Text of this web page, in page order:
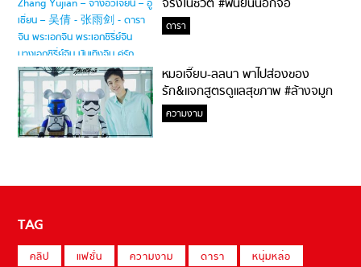
จริงในชีวิต #ฟินยันนอกจอ
ดารา
หมอเจี๊ยบ-ลลนา พาไปส่องของ
รัก&แจกสูตรดูแลสุขภาพ #ล้างจมูก
ไม่ยากจะสอนให้
ความงาม
TAG
คลิป แฟชั่น ความงาม ดารา
หนุ่มหล่อ